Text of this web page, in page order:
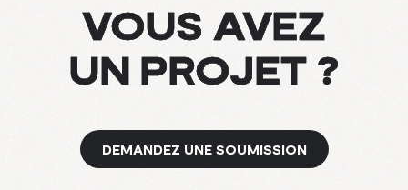
VOUS AVEZ
UN PROJET ?
DEMANDEZ UNE SOUMISSION